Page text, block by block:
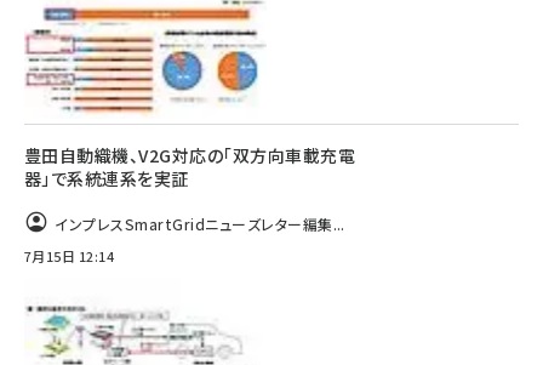
豊田自動織機、V2G対応の「双方向車載充電
器」で系統連系を実証
インプレスSmartGridニューズレター編集...
7月15日 12:14